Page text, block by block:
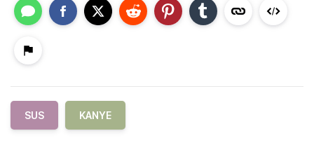
SUS KANYE